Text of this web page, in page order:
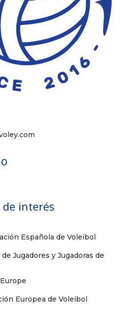
de interés
Española de Voleibol
Jugadores y Jugadoras de
Europea de Voleibol